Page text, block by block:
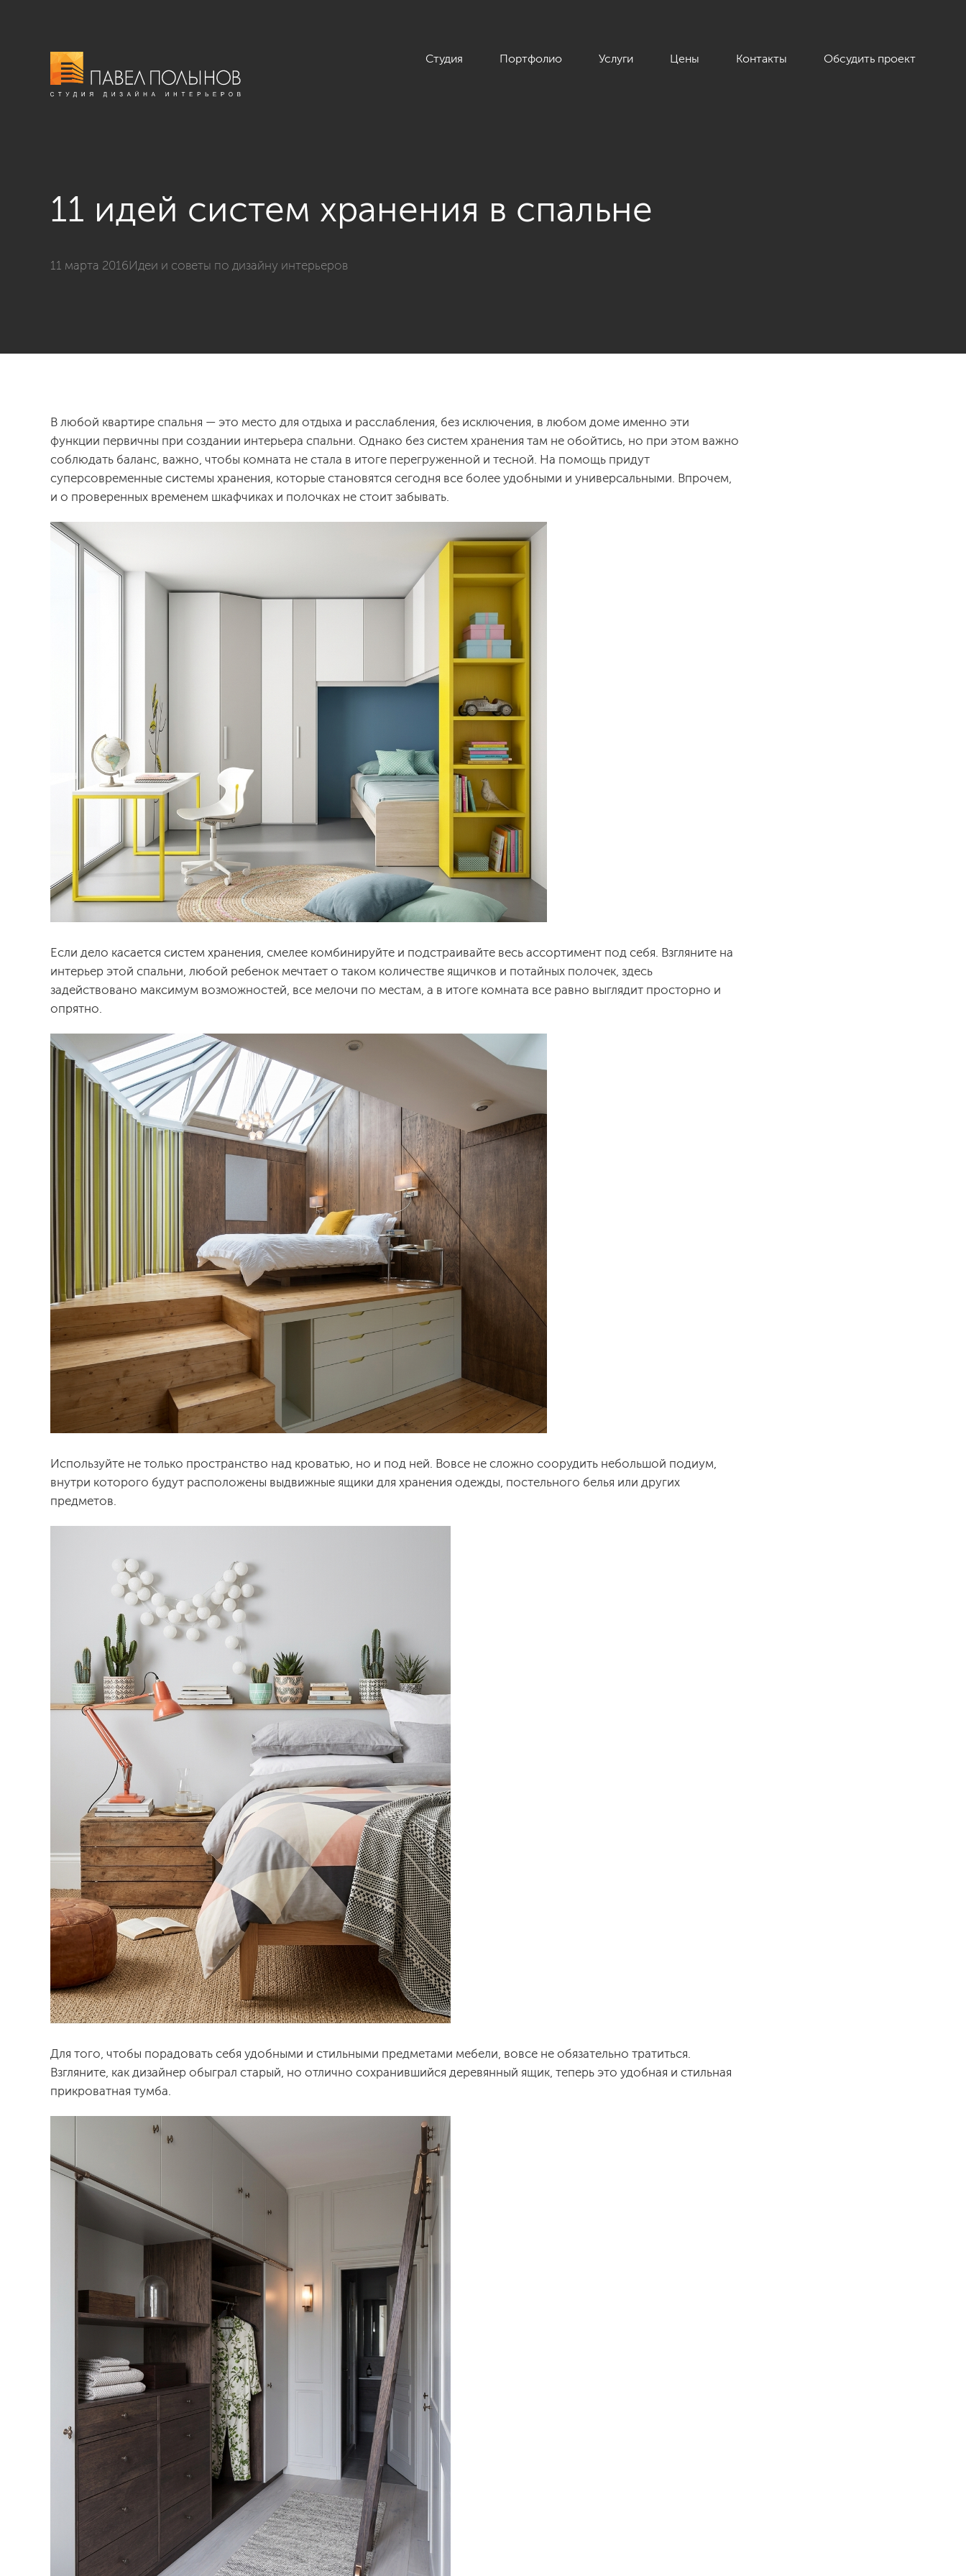
Студия Портфолио Услуги Цены Контакты Обсудить проект
11 идей систем хранения в спальне
11 марта 2016Идеи и советы по дизайну интерьеров
В любой квартире спальня — это место для отдыха и расслабления, без исключения, в любом доме именно эти
функции первичны при создании интерьера спальни. Однако без систем хранения там не обойтись, но при этом важно
соблюдать баланс, важно, чтобы комната не стала в итоге перегруженной и тесной. На помощь придут
суперсовременные системы хранения, которые становятся сегодня все более удобными и универсальными. Впрочем,
и о проверенных временем шкафчиках и полочках не стоит забывать.
Если дело касается систем хранения, смелее комбинируйте и подстраивайте весь ассортимент под себя. Взгляните на
интерьер этой спальни, любой ребенок мечтает о таком количестве ящичков и потайных полочек, здесь
задействовано максимум возможностей, все мелочи по местам, а в итоге комната все равно выглядит просторно и
опрятно.
Используйте не только пространство над кроватью, но и под ней. Вовсе не сложно соорудить небольшой подиум,
внутри которого будут расположены выдвижные ящики для хранения одежды, постельного белья или других
предметов.
Для того, чтобы порадовать себя удобными и стильными предметами мебели, вовсе не обязательно тратиться.
Взгляните, как дизайнер обыграл старый, но отлично сохранившийся деревянный ящик, теперь это удобная и стильная
прикроватная тумба.